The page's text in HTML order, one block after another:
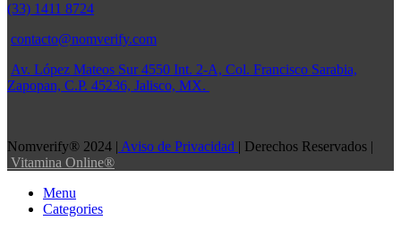
(33) 1411 8724
contacto@nomverify.com
Av. López Mateos Sur 4550 Int. 2-A, Col. Francisco Sarabia,
Zapopan, C.P. 45236, Jalisco, MX.
Nomverify® 2024 | Aviso de Privacidad | Derechos Reservados |
Vitamina Online®
Menu
Categories